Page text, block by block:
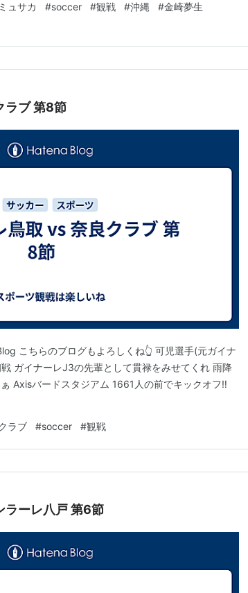
いっすわ あれ⁉ 田村ですぅ選手ベンチにもいま…
ュサカ #soccer #観戦 #沖縄 #金崎夢生
ガイナーレ鳥取 vs 奈良クラブ 第8節
こちらのブログもよろしくね👆 可児選手(元ガイナ
ガイナーレJ3の先輩として貫禄をみせてくれ 雨降
Axisバードスタジアム 1661人の前でキックオフ‼
ラブ #soccer #観戦
ガイナーレ鳥取 vs ヴァンラーレ八戸 第6節